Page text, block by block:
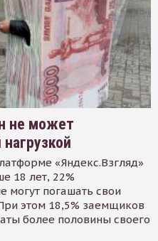
не может
«Яндекс.Взгляд»
18 лет, 22%
могут погашать свои
этом 18,5% заемщиков
более половины своего